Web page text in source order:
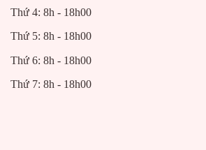
Thứ 4: 8h - 18h00
Thứ 5: 8h - 18h00
Thứ 6: 8h - 18h00
Thứ 7: 8h - 18h00